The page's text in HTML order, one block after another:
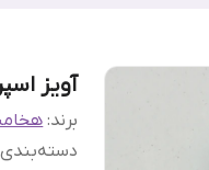
آویز
برند:
دسته‌بندی